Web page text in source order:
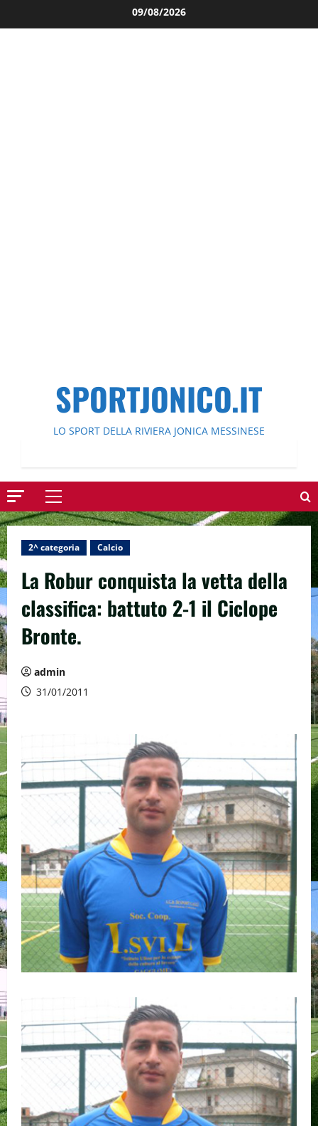
al
09/08/2026
SPORTJONICO.IT
LO SPORT DELLA RIVIERA JONICA MESSINESE
Menu
principale
2^ categoria Calcio
La Robur conquista la vetta della
classifica: battuto 2-1 il Ciclope
Bronte.
admin
31/01/2011